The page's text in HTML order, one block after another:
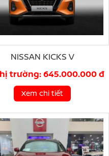
NISSAN KICKS V
trường: 645.000.000 đ
Xem chi tiết